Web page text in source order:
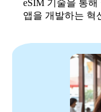
eSIM 기술을 통
앱을 개발하는 혁